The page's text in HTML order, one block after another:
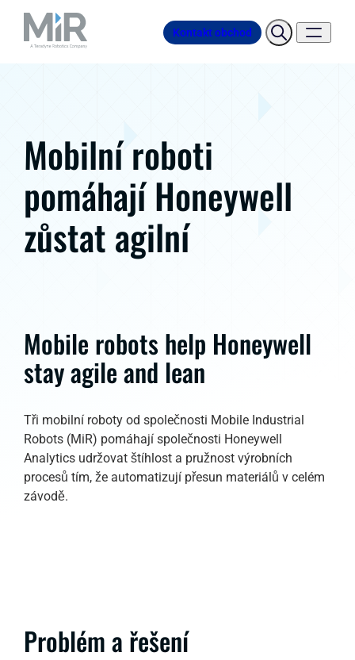
Kontakt obchod
Mobilní roboti
pomáhají Honeywell
zůstat agilní
Mobile robots help Honeywell
stay agile and lean
Tři mobilní roboty od společnosti Mobile Industrial
Robots (MiR) pomáhají společnosti Honeywell
Analytics udržovat štíhlost a pružnost výrobních
procesů tím, že automatizují přesun materiálů v celém
závodě.
Problém a řešení